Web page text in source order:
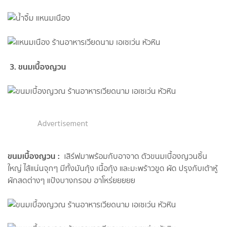
3. ขนมเบื้องญวน
Advertisement
ขนมเบื้องญวน : เสิร์ฟมาพร้อมกับอาจาด ตัวขนมเบื้องญวนชิ้น
ใหญ่ ไส้แน่นจุกๆ มีทั้งมันกุ้ง เนื้อกุ้ง และมะพร้าวขูด ผัด ปรุงกับเต้าหู้
ผักสดต่างๆ แป้งบางกรอบ อาโหร่ยยยยย